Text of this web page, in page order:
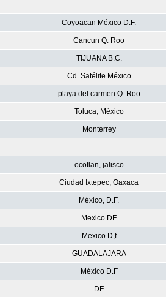
Coyoacan México D.F.
Cancun Q. Roo
TIJUANA B.C.
Cd. Satélite México
playa del carmen Q. Roo
Toluca, México
Monterrey
ocotlan, jalisco
Ciudad Ixtepec, Oaxaca
México, D.F.
Mexico DF
Mexico D,f
GUADALAJARA
México D.F
DF